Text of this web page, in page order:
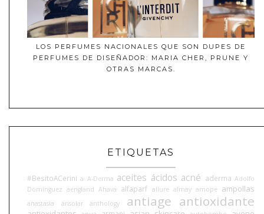
LOS PERFUMES NACIONALES QUE SON DUPES DE
PERFUMES DE DISEÑADOR: MARIA CHER, PRUNE Y
OTRAS MARCAS.
ETIQUETAS
#BesitoACerini a A-Derma aceites ácidos acné aderma Adolfo
Domínguez aengland Ahava alfaparf allure almay amope ampollas
anastasia ansolar anthology antiage antioxidante